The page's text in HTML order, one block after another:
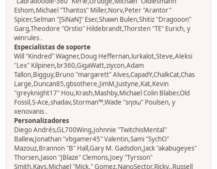
Eshom,Michael "Thantos" Miller,Norv,Peter "Arantor"
Spicer,Selman "[SiNaN]" Eser,Shawn Bulen,Shitiz "Dragooon"
Garg,Theodore "Orstio" Hildebrandt,Thorsten "TE" Eurich, y
winrules .
Especialistas de soporte
Will "Kindred" Wagner,Doug Heffernan,lurkalot,Steve,Aleksi
"Lex" Kilpinen,br360,GigaWatt,ziycon,Adam
Tallon,Bigguy,Bruno "margarett" Alves,CapadY,ChalkCat,Chas
Large,Duncan85,gbsothere,JimM,Justyne,Kat,Kevin
"greyknight17" Hou,Krash,Mashby,Michael Colin Blaber,Old
Fossil,S-Ace,shadav,Storman™,Wade "sησω" Poulsen, y
xenovanis .
Personalizadores
Diego Andrés,GL700Wing,Johnnie "TwitchisMental"
Ballew,Jonathan "vbgamer45" Valentin,Sami "SychO"
Mazouz,Brannon "B" Hall,Gary M. Gadsdon,Jack "akabugeyes"
Thorsen,Jason "JBlaze" Clemons,Joey "Tyrsson"
Smith,Kays,Michael "Mick." Gomez,NanoSector,Ricky.,Russell